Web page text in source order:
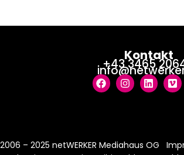
Kontakt
+43 3465
– 2025 netWERKER Mediahaus OG